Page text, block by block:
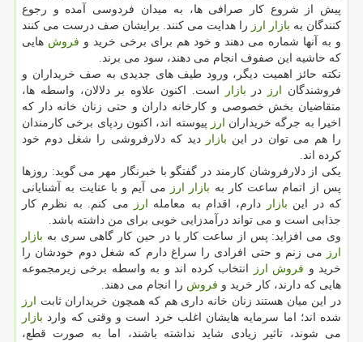
پیش از شروع كار صرافی ها، به میدان فردوسی آمده و رجوع
كنندگان به بازار ارز را هدایت می كنند. برایشان صف درست می كنند
و به آنها شماره می دهند و خود هم برای برخی خرید و فروش هایی
كه حاشیه این صفوف انجام می دهند، سود می برند.
نكته حائز اهمیت دیگر، ورود طیف های جدیدی به صف خریداران و
فروشندگان ارز در بازار
است. اكنون علاوه بر دلالان، واسطه ها،
متقاضیان بخش خصوصی و كارخانه داران و حتی زنان خانه دار كه
اخیرا به جرگه خریداران ارز پیوسته اند، اكنون ردپای برخی كارمندان
را هم می توان در این بازار
دید كه دلارفروشی را شغل دوم خود
كرده اند.
یكی از دلارفروشان كارمند در گفتگو با خبرنگار مهر می گوید: روزها
پس از اتمام ساعت كار به بازار ارز
می آیم و با عنایت به آشنایانی
كه در این بازار دارم، اقدام به معامله ارز
می كنم. به نظرم كار
جذابی است و می تواند درآمدزایی خوبی برای من داشته باشد.
وی می افزاید: پس از ساعت كار یا در حین كار گاهی سری به بازار
ارز
می زنم و حتی افرادی را سراغ دارم كه شغل دوم خودشان را
خرید و فروش ارز
انتخاب كرده اند و به واسطه برخی زیرمجموعه
هایی كه دارند، كار خرید و فروش را انجام می دهند.
در این میان هستند زنان خانه داری هم كه همچون خریداران ثابت ارز
شده اند؛ اما سرمایه هایشان اغلب خرد است و وقتی كه وارد بازار
می شوند، تاثیر زیادی شاید نداشته باشند، اما به صورت قطع،